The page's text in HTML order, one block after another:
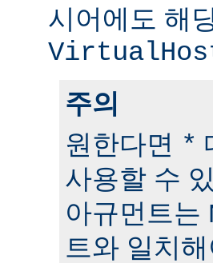
시어에도 해
주의
원한다면 *
사용할 수
아규먼트는
트와 일치